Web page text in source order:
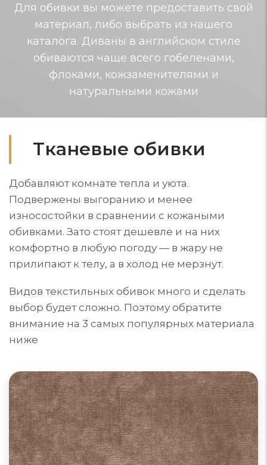
Для обивки вы можете предоставить свой
материал, либо выбрать из нашего
каталога. Диваны в английском стиле
обиваются чаще всего гобеленами,
флоками, кожзаменителями и
натуральными кожами
Тканевые обивки
Добавляют комнате тепла и уюта.
Подвержены выгоранию и менее
износостойки в сравнении с кожаными
обивками. Зато стоят дешевле и на них
комфортно в любую погоду — в жару не
прилипают к телу, а в холод не мерзнут.
Видов текстильных обивок много и сделать
выбор будет сложно. Поэтому обратите
внимание на 3 самых популярных материала
ниже
Диваны из велюра
Велюр для обивки мебели может быть из